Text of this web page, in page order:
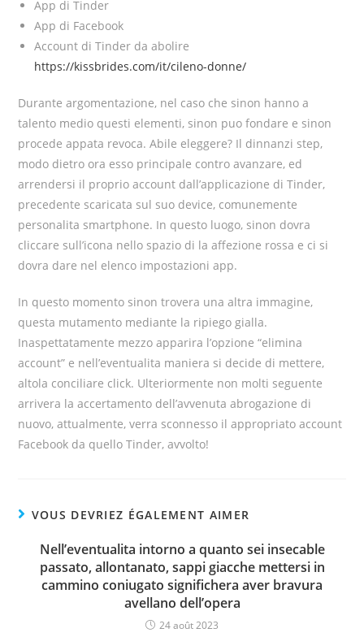
App di Tinder
App di Facebook
Account di Tinder da abolire
https://kissbrides.com/it/cileno-donne/
Durante argomentazione, nel caso che sinon hanno a
talento medio questi elementi, sinon puo fondare e sinon
procede appata revoca. Abile eleggere? Il dinnanzi step,
modo dietro ora esso principale contro avanzare, ed
arrendersi il proprio account dall’applicazione di Tinder,
precedente scaricata sul suo device, comunemente
personalita smartphone. In questo luogo, sinon dovra
cliccare sull’icona nello spazio di la affezione rossa e ci si
dovra dare nel elenco impostazioni app.
In questo momento sinon trovera una altra immagine,
questa mutamento mediante la ripiego gialla.
Inaspettatamente mezzo apparira l’opzione “elimina
account” e nell’eventualita maniera si decide di mettere,
altola conciliare click. Ulteriormente non molti seguente
arrivera la accertamento dell’avvenuta abrogazione di
nuovo, attualmente, verra sconnesso il appropriato account
Facebook da quello Tinder, avvolto!
VOUS DEVRIEZ ÉGALEMENT AIMER
Nell’eventualita intorno a quanto sei insecable
passato, allontanato, sappi giacche mettersi in
cammino coniugato significhera aver bravura
avellano dell’opera
24 août 2023